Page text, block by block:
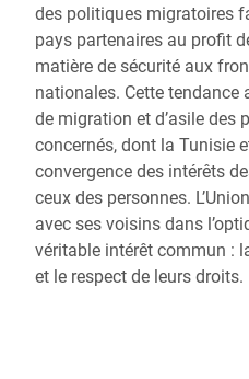
des politiques migratoires
pays partenaires au profit
matière de sécurité aux
nationales. Cette tendance
de migration et d’asile des
concernés, dont la Tunisie
convergence des intérêts
ceux des personnes.
avec ses voisins dans
véritable intérêt commun :
et le respect de leurs droits.